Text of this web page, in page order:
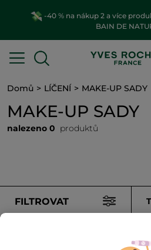
-40 % na nákup 2 a více
BAIN DE
Domů LÍČENÍ MAKE-UP SADY
MAKE-UP SADY
nalezeno 0 produktů
FILTROVAT